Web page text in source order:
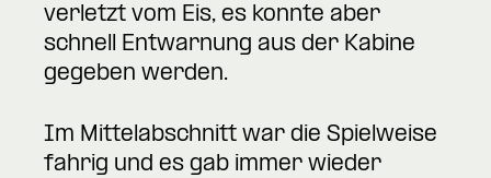
verletzt vom Eis, es konnte aber
schnell Entwarnung aus der Kabine
gegeben werden.
Im Mittelabschnitt war die Spielweise
fahrig und es gab immer wieder